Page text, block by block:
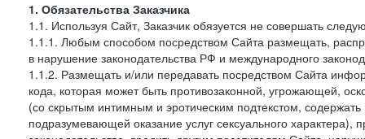
1. Обязательства Заказчика
1.1. Используя Сайт, Заказчик обязуется не совершать
1.1.1. Любым способом посредством Сайта размещать,
в нарушение законодательства РФ и международного
1.1.2. Размещать и/или передавать посредством Сайта
кода, которая может быть противозаконной, угрожающей,
(со скрытым интимным и эротическим подтекстом,
подразумевающей оказание услуг сексуального